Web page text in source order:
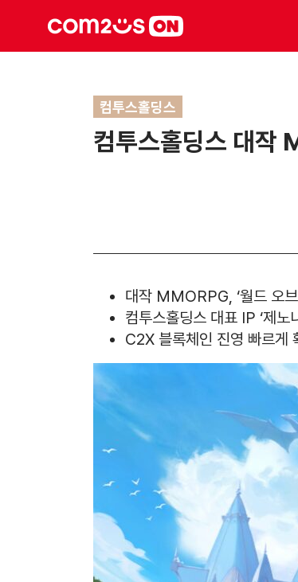
컴투스홀딩스
컴투스홀딩스 대작
대작 MMORPG, ‘월드 오
컴투스홀딩스 대표 IP ‘제
C2X 블록체인 진영 빠르게